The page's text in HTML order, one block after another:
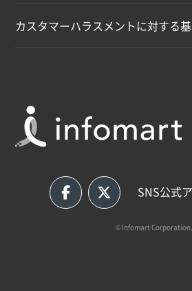
カスタマーハラスメントに対する
SNS公式
© Infomart Corporation.